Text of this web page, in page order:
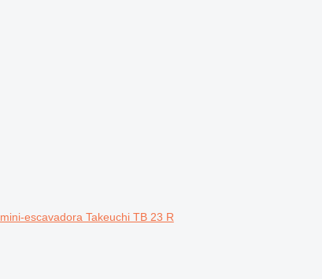
mini-escavadora Takeuchi TB 23 R